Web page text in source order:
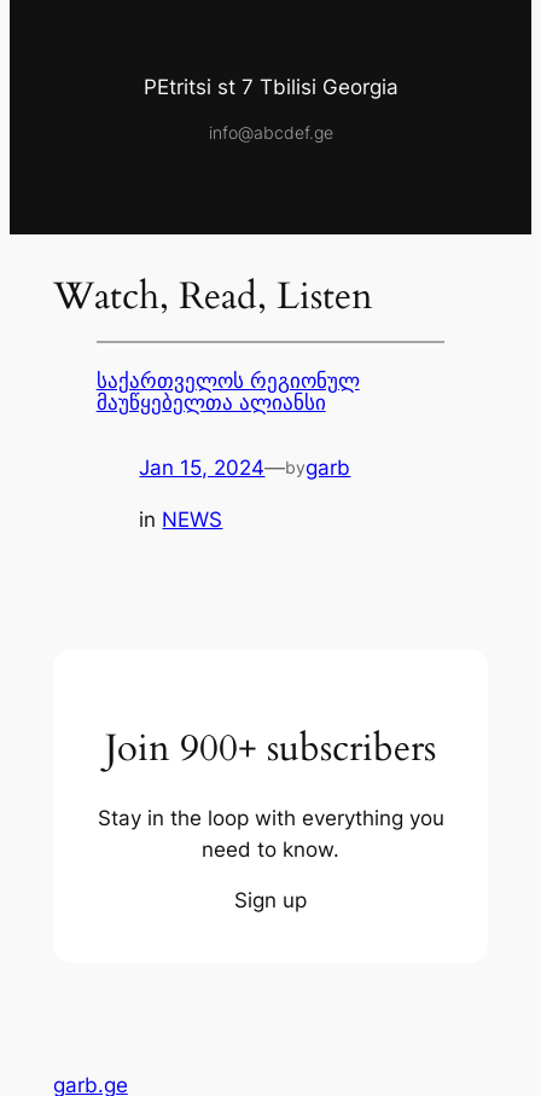
PEtritsi st 7 Tbilisi Georgia
info@abcdef.ge
Watch, Read, Listen
საქართველოს რეგიონულ
მაუწყებელთა ალიანსი
Jan 15, 2024—bygarb
in NEWS
Join 900+ subscribers
Stay in the loop with everything you
need to know.
Sign up
garb.ge